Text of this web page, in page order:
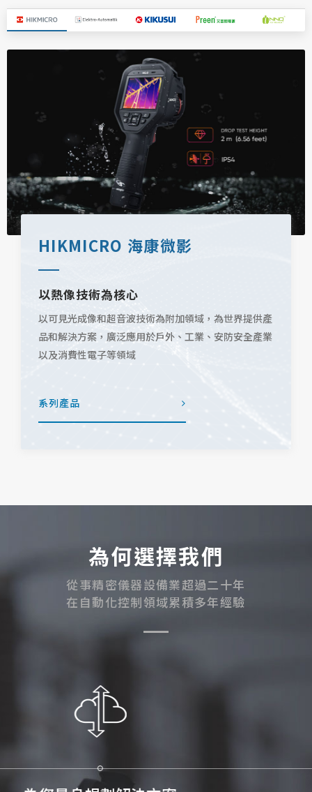
HIKMICRO 海康微影
以熱像技術為核心
以可見光成像和超音波技術為附加領域，為世界提供產
品和解決方案，廣泛應用於戶外、工業、安防安全產業
以及消費性電子等領域
系列產品
為何選擇我們
從事精密儀器設備業超過二十年
在自動化控制領域累積多年經驗